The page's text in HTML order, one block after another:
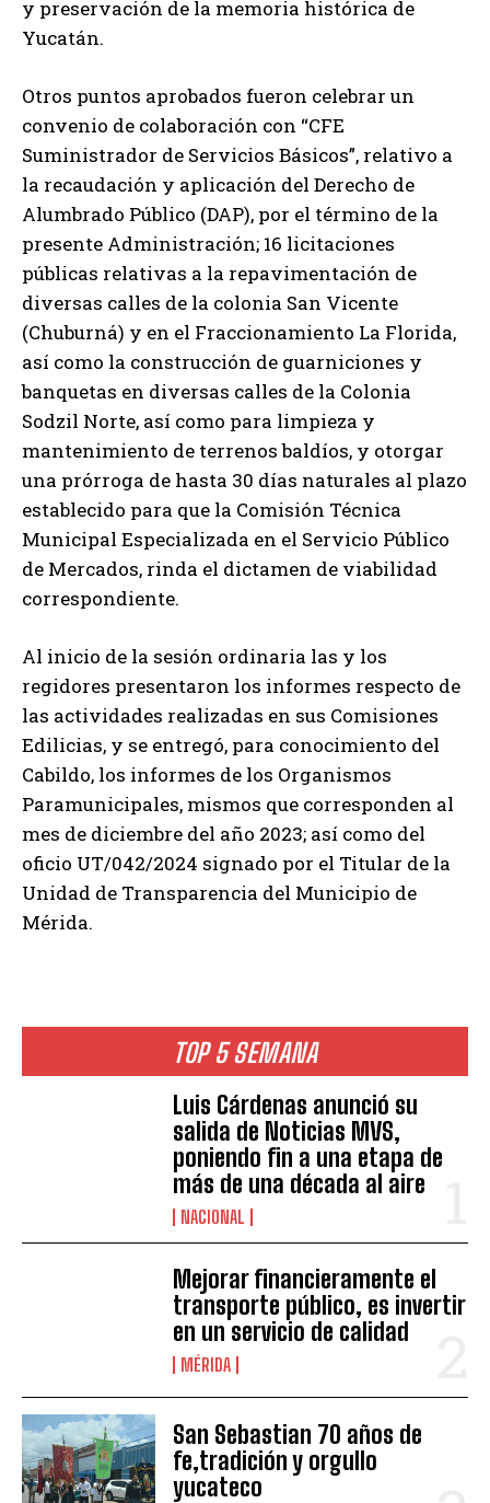
TOP 5 SEMANA
Luis Cárdenas anunció su
salida de Noticias MVS,
poniendo fin a una etapa de
más de una década al aire
NACIONAL
Mejorar financieramente el
transporte público, es invertir
en un servicio de calidad
MÉRIDA
San Sebastian 70 años de
fe,tradición y orgullo
yucateco
y preservación de la memoria histórica de
Yucatán.
Otros puntos aprobados fueron celebrar un
convenio de colaboración con “CFE
Suministrador de Servicios Básicos”, relativo a
la recaudación y aplicación del Derecho de
Alumbrado Público (DAP), por el término de la
presente Administración; 16 licitaciones
públicas relativas a la repavimentación de
diversas calles de la colonia San Vicente
(Chuburná) y en el Fraccionamiento La Florida,
así como la construcción de guarniciones y
banquetas en diversas calles de la Colonia
Sodzil Norte, así como para limpieza y
mantenimiento de terrenos baldíos, y otorgar
una prórroga de hasta 30 días naturales al plazo
establecido para que la Comisión Técnica
Municipal Especializada en el Servicio Público
de Mercados, rinda el dictamen de viabilidad
correspondiente.
Al inicio de la sesión ordinaria las y los
regidores presentaron los informes respecto de
las actividades realizadas en sus Comisiones
Edilicias, y se entregó, para conocimiento del
Cabildo, los informes de los Organismos
Paramunicipales, mismos que corresponden al
mes de diciembre del año 2023; así como del
oficio UT/042/2024 signado por el Titular de la
Unidad de Transparencia del Municipio de
Mérida.